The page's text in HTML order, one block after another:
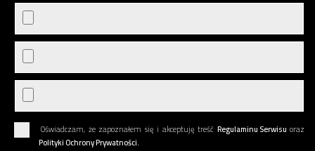
Oświadczam, że zapoznałem się i akceptuję treść Regulaminu Serwisu oraz
Polityki Ochrony Prywatności.